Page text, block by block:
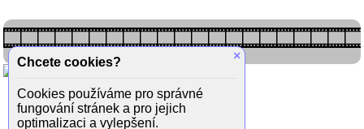
×
Chcete cookies?
Cookies používáme pro správné
fungování stránek a pro jejich
optimalizaci a vylepšení.